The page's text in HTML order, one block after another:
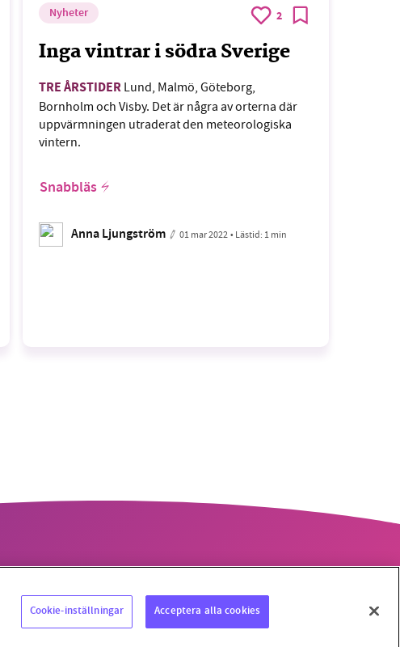
Nyheter 2
Inga vintrar i södra Sverige
TRE ÅRSTIDER Lund, Malmö, Göteborg,
Bornholm och Visby. Det är några av orterna där
uppvärmningen utraderat den meteorologiska
vintern.
Snabbläs
Anna Ljungström 01 mar 2022 • Lästid: 1 min
Cookie-inställningar Acceptera alla cookies